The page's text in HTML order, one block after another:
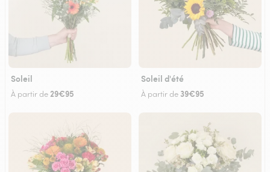
Soleil
À partir de29€95
Soleil d'été
À partir de 39€95